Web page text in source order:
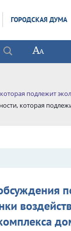
ГОРОДСКАЯ ДУМА
подлежит
которая